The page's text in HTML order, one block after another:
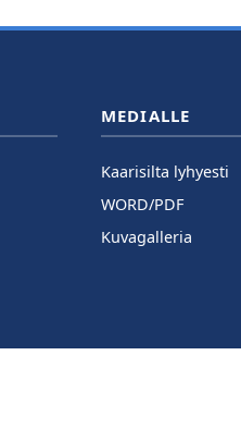
MEDIALLE
Kaarisilta lyhyesti
WORD/PDF
Kuvagalleria